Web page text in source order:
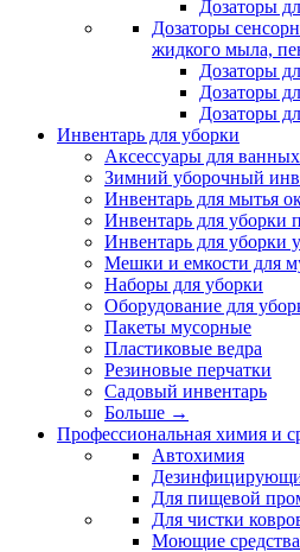
Дозаторы
Дозаторы
жидкого мыла,
Дозаторы
Дозаторы
Дозаторы
Инвентарь для уборки
Аксессуары для
Зимний уборочный
Инвентарь для мытья
Инвентарь для уборки
Инвентарь для уборки
Мешки и емкости для
Наборы для уборки
Оборудование для
Пакеты мусорные
Пластиковые ведра
Резиновые перчатки
Садовый инвентарь
Больше →
Профессиональная химия и
Автохимия
Для пищевой
Для чистки
Моющие средства